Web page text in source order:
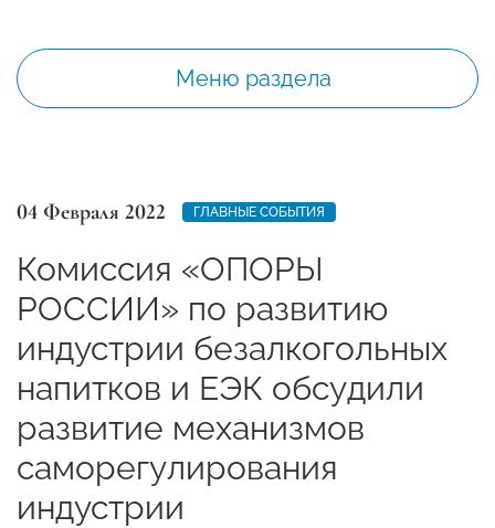
Меню раздела
04 Февраля 2022 ГЛАВНЫЕ СОБЫТИЯ
Комиссия «ОПОРЫ
РОССИИ» по развитию
индустрии безалкогольных
напитков и ЕЭК обсудили
развитие механизмов
саморегулирования
индустрии